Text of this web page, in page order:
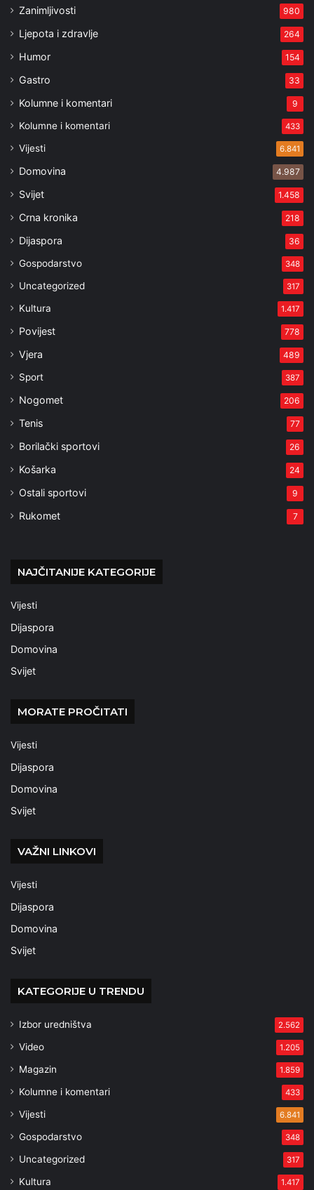
Zanimljivosti 980
Ljepota i zdravlje 264
Humor 154
Gastro 33
Kolumne i komentari 9
Kolumne i komentari 433
Vijesti 6.841
Domovina 4.987
Svijet 1.458
Crna kronika 218
Dijaspora 36
Gospodarstvo 348
Uncategorized 317
Kultura 1.417
Povijest 778
Vjera 489
Sport 387
Nogomet 206
Tenis 77
Borilački sportovi 26
Košarka 24
Ostali sportovi 9
Rukomet 7
NAJČITANIJE KATEGORIJE
Vijesti
Dijaspora
Domovina
Svijet
MORATE PROČITATI
Vijesti
Dijaspora
Domovina
Svijet
VAŽNI LINKOVI
Vijesti
Dijaspora
Domovina
Svijet
KATEGORIJE U TRENDU
Izbor uredništva 2.562
Video 1.205
Magazin 1.859
Kolumne i komentari 433
Vijesti 6.841
Gospodarstvo 348
Uncategorized 317
Kultura 1.417